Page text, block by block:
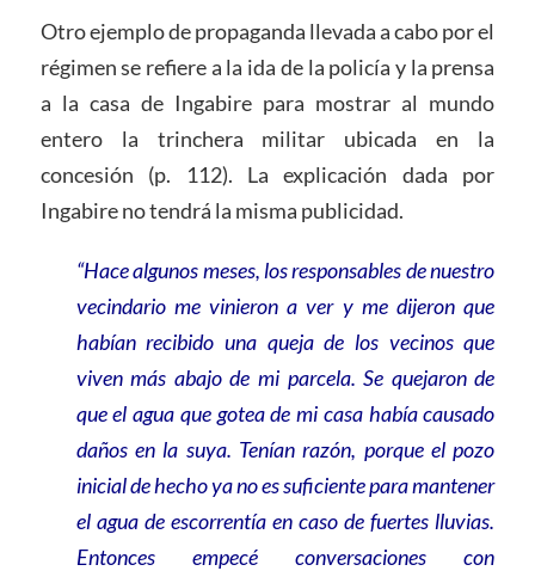
Otro ejemplo de propaganda llevada a cabo por el
régimen se refiere a la ida de la policía y la prensa
a la casa de Ingabire para mostrar al mundo
entero la trinchera militar ubicada en la
concesión (p. 112). La explicación dada por
Ingabire no tendrá la misma publicidad.
“Hace algunos meses, los responsables de nuestro
vecindario me vinieron a ver y me dijeron que
habían recibido una queja de los vecinos que
viven más abajo de mi parcela. Se quejaron de
que el agua que gotea de mi casa había causado
daños en la suya. Tenían razón, porque el pozo
inicial de hecho ya no es suficiente para mantener
el agua de escorrentía en caso de fuertes lluvias.
Entonces empecé conversaciones con